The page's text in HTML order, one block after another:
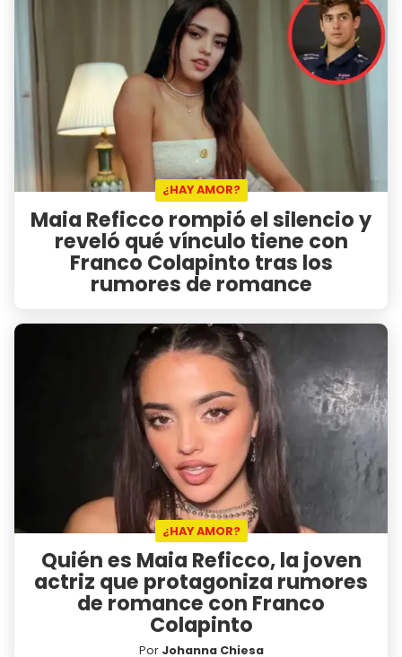
¿HAY AMOR?
Maia Reficco rompió el silencio y
reveló qué vínculo tiene con
Franco Colapinto tras los
rumores de romance
¿HAY AMOR?
Quién es Maia Reficco, la joven
actriz que protagoniza rumores
de romance con Franco
Colapinto
Por Johanna Chiesa